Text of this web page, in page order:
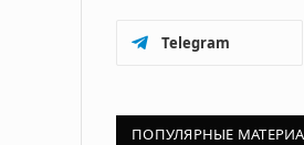
Telegram
ПОПУЛЯРНЫЕ